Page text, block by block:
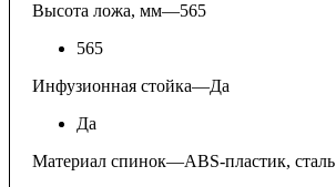
Высота ложа, мм—565
565
Инфузионная стойка—Да
Да
Материал спинок—ABS-пластик, сталь